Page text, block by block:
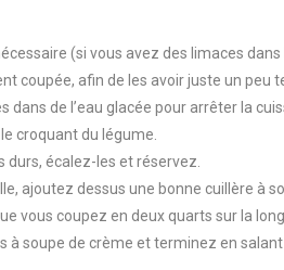
(si vous avez des limaces dans
coupée, afin de les avoir juste un peu
de l’eau glacée pour arrêter la
croquant du légume.
écalez-les et réservez.
ajoutez dessus une bonne cuillère à
vous coupez en deux quarts sur la
à soupe de crème et terminez en